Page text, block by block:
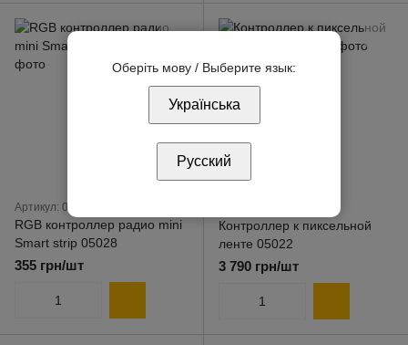
Артикул: 05028
RGB контроллер радио mini
Smart strip 05028
355 грн/шт
Контроллер к пиксельной
ленте 05022
3 790 грн/шт
Оберіть мову / Выберите язык:
Українська
Русский